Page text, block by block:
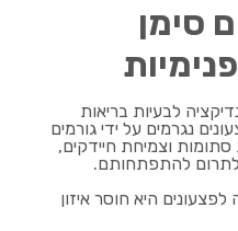
סימן
לבעיות בריאות
נגרמים על ידי גורמים
סתומות וצמיחת חיידקים,
לתרום להתפתחותם.
היא חוסר איזון